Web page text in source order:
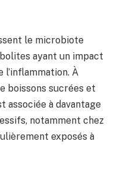
le microbiote
ayant un impact
À
boissons sucrées et
associée à davantage
notamment chez
exposés à